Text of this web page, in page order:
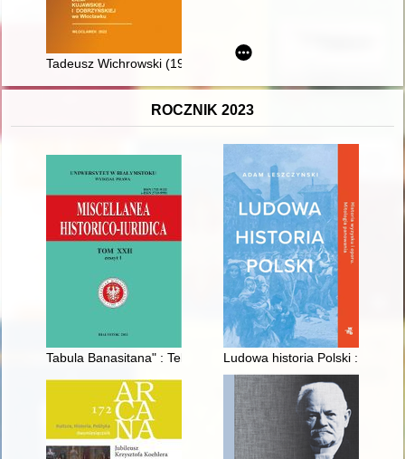
Tadeusz Wichrowski (1932-2022)
ROCZNIK 2023
Tabula Banasitana" : Tekst – tłumaczenie – komentarz
Ludowa historia Polski :